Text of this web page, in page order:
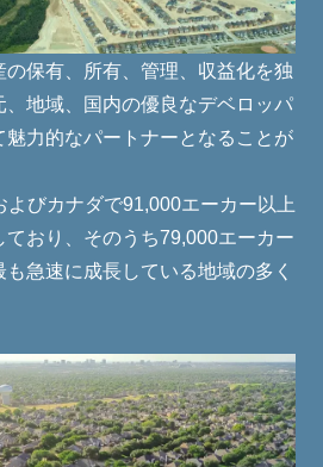
の保有、所有、管理、収益化を独
、地域、国内の優良なデベロッパ
力的なパートナーとなることが
よびカナダで91,000エーカー以上
おり、そのうち79,000エーカー
急速に成長している地域の多く